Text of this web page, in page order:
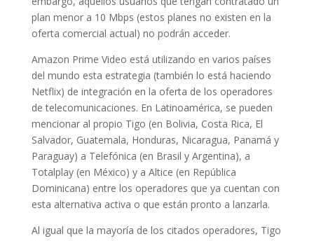
plan menor a 10 Mbps (estos planes no existen en la
oferta comercial actual) no podrán acceder.
Amazon Prime Video está utilizando en varios países
del mundo esta estrategia (también lo está haciendo
Netflix) de integración en la oferta de los operadores
de telecomunicaciones. En Latinoamérica, se pueden
mencionar al propio Tigo (en Bolivia, Costa Rica, El
Salvador, Guatemala, Honduras, Nicaragua, Panamá y
Paraguay) a Telefónica (en Brasil y Argentina), a
Totalplay (en México) y a Altice (en República
Dominicana) entre los operadores que ya cuentan con
esta alternativa activa o que están pronto a lanzarla.
Al igual que la mayoría de los citados operadores, Tigo